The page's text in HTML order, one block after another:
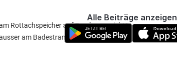
Rottachspeicher auf Zander aussieht?
am Badestrand in Moosbach?
Alle Beiträge anzeigen